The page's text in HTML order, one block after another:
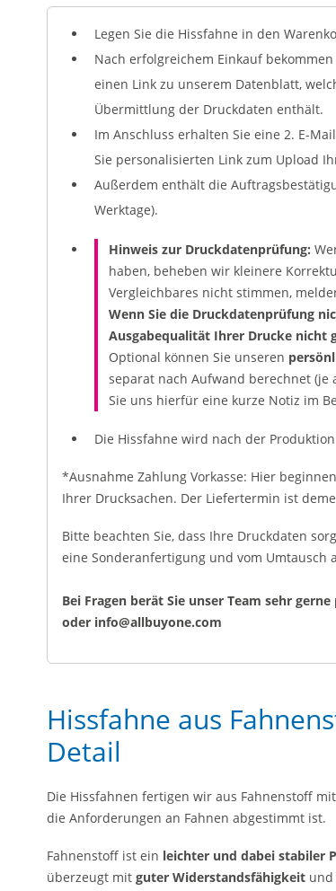
Legen Sie die Hissfahne in den
Nach erfolgreichem Einkauf
einen Link zu unserem Datenblatt,
Übermittlung der Druckdaten enthält.
Im Anschluss erhalten Sie eine 2. E-
Sie personalisierten Link zum Upload
Außerdem enthält die
Werktage).
Hinweis zur Druckdatenprüfung:
haben, beheben wir kleinere
Vergleichbares nicht stimmen,
Wenn Sie die Druckdatenprüfung
Ausgabequalität Ihrer Drucke nicht
Optional können Sie unseren
separat nach Aufwand berechnet (je
Sie uns hierfür eine kurze Notiz im
Die Hissfahne wird nach der
*Ausnahme Zahlung Vorkasse: Hier
Ihrer Drucksachen. Der Liefertermin ist
Bitte beachten Sie, dass Ihre Druckdaten
eine Sonderanfertigung und vom Umtausch
Bei Fragen berät Sie unser Team sehr
oder info@allbuyone.com
Hissfahne aus
Detail
Die Hissfahnen fertigen wir aus Fahnenstoff
die Anforderungen an Fahnen abgestimmt ist.
Fahnenstoff ist ein leichter und dabei stabiler
überzeugt mit guter Widerstandsfähigkeit und